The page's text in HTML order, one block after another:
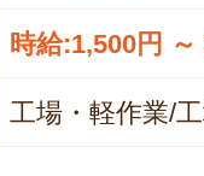
時給:1,500円 ～
工場・軽作業/